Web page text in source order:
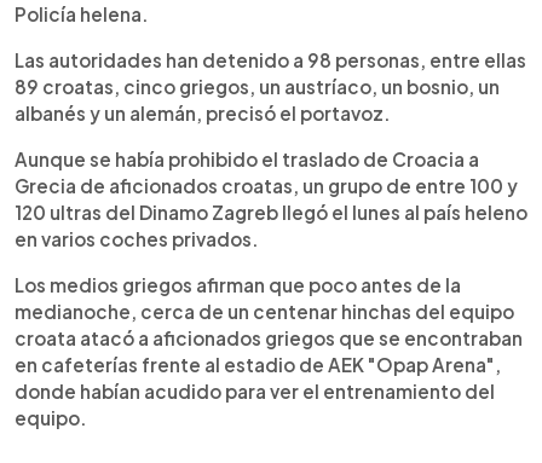
Policía helena.
Las autoridades han detenido a 98 personas, entre ellas
89 croatas, cinco griegos, un austríaco, un bosnio, un
albanés y un alemán, precisó el portavoz.
Aunque se había prohibido el traslado de Croacia a
Grecia de aficionados croatas, un grupo de entre 100 y
120 ultras del Dinamo Zagreb llegó el lunes al país heleno
en varios coches privados.
Los medios griegos afirman que poco antes de la
medianoche, cerca de un centenar hinchas del equipo
croata atacó a aficionados griegos que se encontraban
en cafeterías frente al estadio de AEK "Opap Arena",
donde habían acudido para ver el entrenamiento del
equipo.